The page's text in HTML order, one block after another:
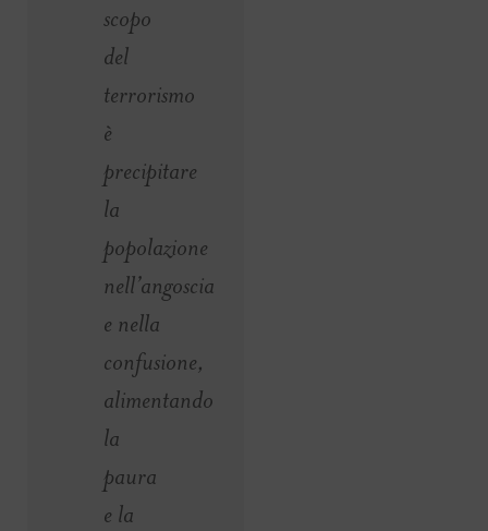
scopo
del
terrorismo
è
precipitare
la
popolazione
nell’angoscia
e nella
confusione,
alimentando
la
paura
e la